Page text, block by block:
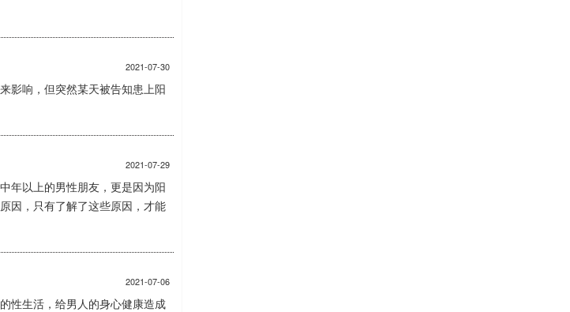
2021-07-30
影响，但突然某天被告知患上阳
2021-07-29
年以上的男性朋友，更是因为阳
因，只有了解了这些原因，才能
2021-07-06
性生活，给男人的身心健康造成